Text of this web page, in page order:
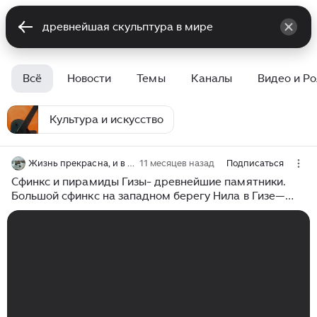
Всё Новости Темы Каналы Видео и
Культура и искусство
Жизнь прекрасна, и в ней так много поводов для улыбки! 11 месяцев назад Подписаться
Сфинкс и пирамиды Гизы- древнейшие памятники.
Большой сфинкс на западном берегу Нила в Гизе—
древнейшая сохранившаяся на Земле